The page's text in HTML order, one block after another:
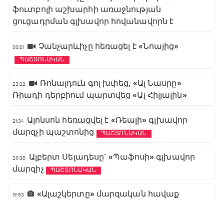
ֆուտբոլի աշխարհի առաջնության
ցուցադրման գլխավոր հովանավորն է
00:01 Չանչարևիչը հեռացել է «Նոայից»
ՊԱՇՏՈՆԱԿԱՆ
23:32
Ռոնալդուն գոլ խփեց, «Ալ Նասրը»
Ռիադի դերբիում պարտվեց «Ալ Հիլյալին»
21:34 Ալոնսոն հեռացվել է «Ռեալի» գլխավոր
մարզչի պաշտոնից
ՊԱՇՏՈՆԱԿԱՆ
20:30
Ալբերտ Սելադեսը` «Պաֆոսի» գլխավոր
մարզիչ
ՊԱՇՏՈՆԱԿԱՆ
19:53
«Ալաշկերտը» մարզական հավաք